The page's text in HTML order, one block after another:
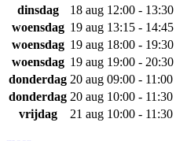
dinsdag
18 aug 12:00 - 13:30
woensdag 19 aug 13:15 - 14:45
woensdag 19 aug 18:00 - 19:30
woensdag 19 aug 19:00 - 20:30
donderdag 20 aug 09:00 - 11:00
donderdag 20 aug 10:00 - 11:30
vrijdag
21 aug 10:00 - 11:30